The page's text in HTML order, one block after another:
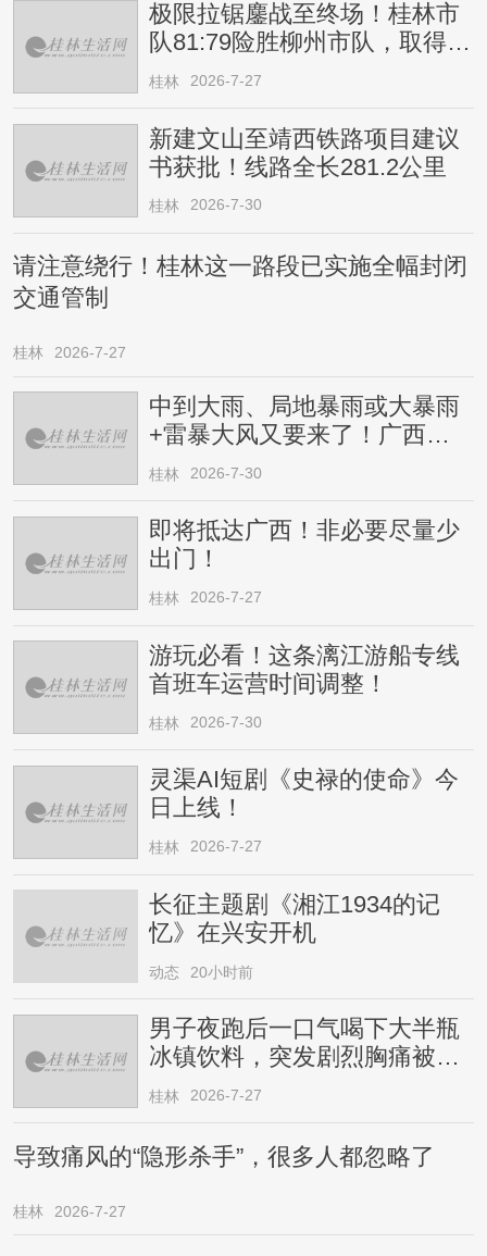
极限拉锯鏖战至终场！桂林市
队81:79险胜柳州市队，取得四
连胜
桂林 2026-7-27
新建文山至靖西铁路项目建议
书获批！线路全长281.2公里
桂林 2026-7-30
请注意绕行！桂林这一路段已实施全幅封闭
交通管制
桂林 2026-7-27
中到大雨、局地暴雨或大暴雨
+雷暴大风又要来了！广西人
请注意
桂林 2026-7-30
即将抵达广西！非必要尽量少
出门！
桂林 2026-7-27
游玩必看！这条漓江游船专线
首班车运营时间调整！
桂林 2026-7-30
灵渠AI短剧《史禄的使命》今
日上线！
桂林 2026-7-27
长征主题剧《湘江1934的记
忆》在兴安开机
动态 20小时前
男子夜跑后一口气喝下大半瓶
冰镇饮料，突发剧烈胸痛被送
医！医生提醒→
桂林 2026-7-27
导致痛风的“隐形杀手”，很多人都忽略了
桂林 2026-7-27